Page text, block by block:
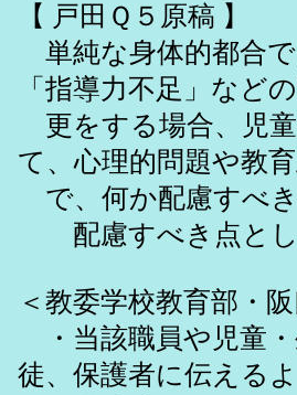
【 戸田Ｑ５原稿 】
単純な身体的都合
「指導力不足」など
更をする場合、児
て、心理的問題や教
で、何か配慮すべ
配慮すべき点とし
＜教委学校教育部・
・当該職員や児童
徒、保護者に伝える